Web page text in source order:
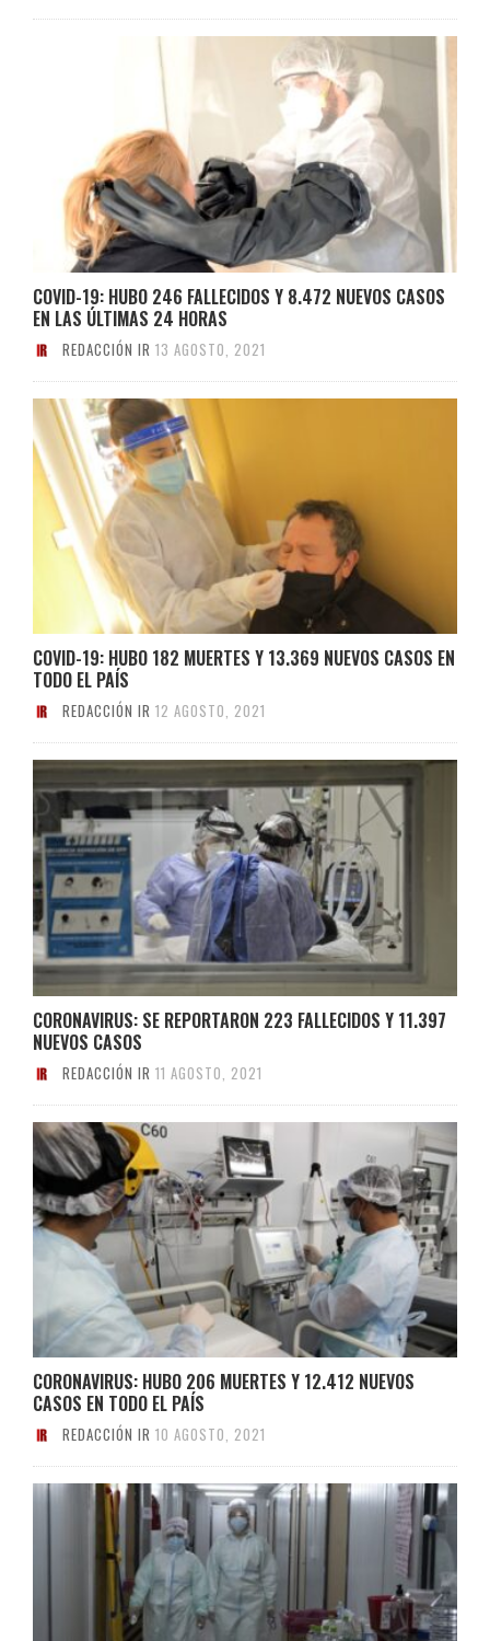
COVID-19: HUBO 246 FALLECIDOS Y 8.472 NUEVOS CASOS
EN LAS ÚLTIMAS 24 HORAS
REDACCIÓN IR 13 AGOSTO, 2021
COVID-19: HUBO 182 MUERTES Y 13.369 NUEVOS CASOS EN
TODO EL PAÍS
REDACCIÓN IR 12 AGOSTO, 2021
CORONAVIRUS: SE REPORTARON 223 FALLECIDOS Y 11.397
NUEVOS CASOS
REDACCIÓN IR 11 AGOSTO, 2021
CORONAVIRUS: HUBO 206 MUERTES Y 12.412 NUEVOS
CASOS EN TODO EL PAÍS
REDACCIÓN IR 10 AGOSTO, 2021